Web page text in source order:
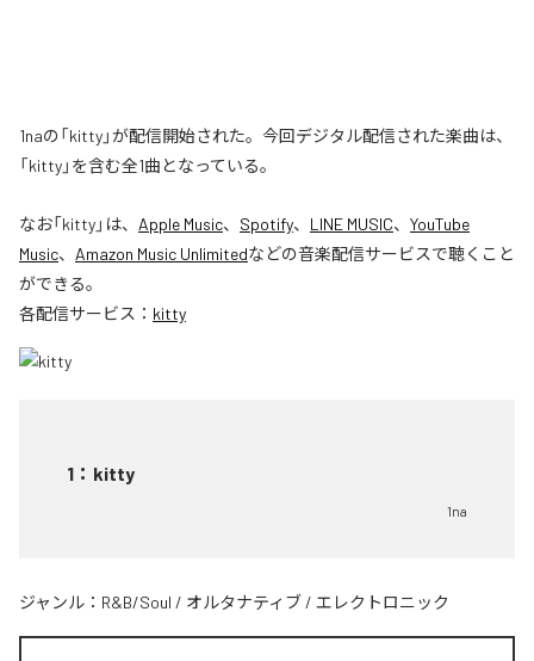
1naの「kitty」が配信開始された。今回デジタル配信された楽曲は、
「kitty」を含む全1曲となっている。
なお「kitty」は、 Apple Music、 Spotify、 LINE MUSIC、 YouTube
Music、 Amazon Music Unlimitedなどの音楽配信サービスで聴くこと
ができる。
各配信サービス： kitty
1 ： kitty
1na
ジャンル： R&B/Soul / オルタナティブ / エレクトロニック